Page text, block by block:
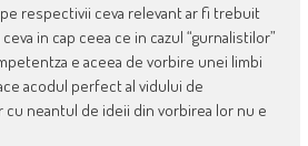
respectivii ceva relevant ar fi trebuit
in cap ceea ce in cazul “gurnalistilor”
e aceea de vorbire unei limbi
acodul perfect al vidului de
neantul de ideii din vorbirea lor nu e